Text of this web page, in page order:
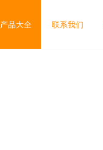
产品大全 联系我们